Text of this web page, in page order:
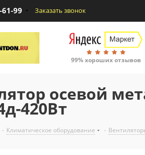
99 Заказать звонок
99% хороших отзывов
осевой
420Вт
- Климатическое оборудование -